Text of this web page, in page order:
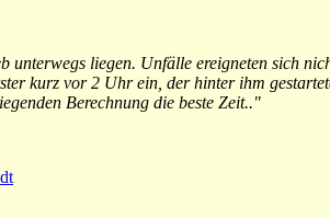
unterwegs liegen. Unfälle ereigneten sich
kurz vor 2 Uhr ein, der hinter ihm
Berechnung die beste Zeit.."